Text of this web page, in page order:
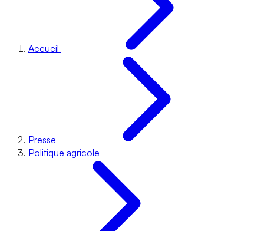
Accueil
Presse
Politique agricole